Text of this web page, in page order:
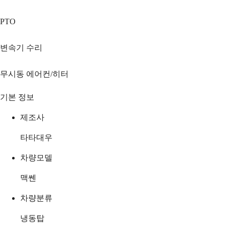
PTO
변속기 수리
무시동 에어컨/히터
기본 정보
제조사
타타대우
차량모델
맥쎈
차량분류
냉동탑